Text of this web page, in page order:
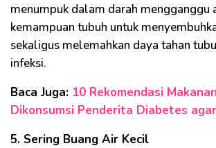
menumpuk dalam darah mengganggu
kemampuan tubuh untuk
sekaligus melemahkan daya tahan
infeksi.
Baca Juga: 10 Rekomendasi
Dikonsumsi Penderita Diabetes
5. Sering Buang Air Kecil